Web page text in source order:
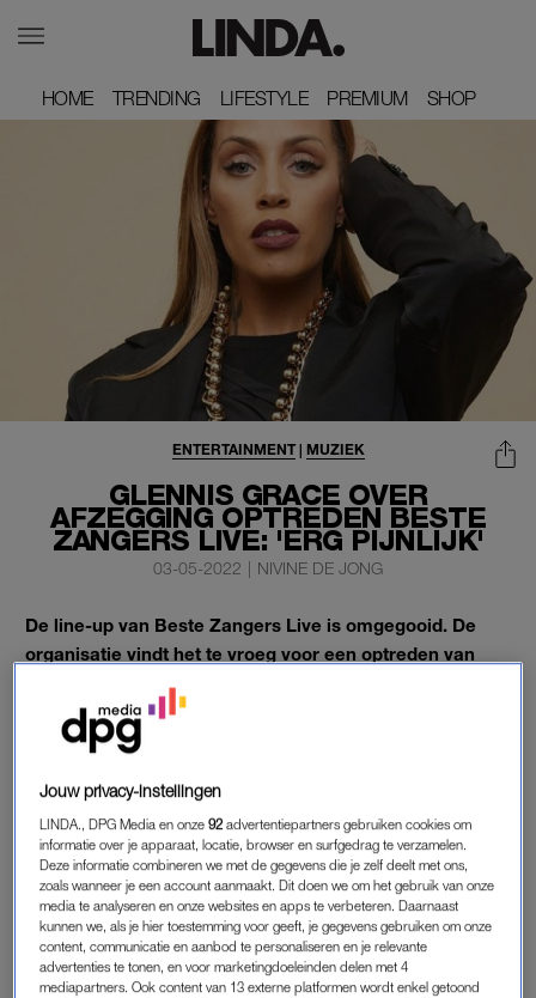
HOME
HOME TRENDING
TRENDING LIFESTYLE
LIFESTYLE PREMIUM
PREMIUM SHOP
SHOP
GLENNIS GRACE OVER
AFZEGGING OPTREDEN BESTE
ZANGERS LIVE: 'ERG PIJNLIJK'
ENTERTAINMENT| MUZIEK
03-05-2022 | NIVINE DE JONG
De line-up van Beste Zangers Live is omgegooid. De
organisatie vindt het te vroeg voor een optreden van
Glennis Grace na het
zangeres betreurt dit besluit.
Grace vindt het ‘erg pijnlijk’ dat het optreden is geannuleerd.
Ze heeft fijne herinneringen aan haar deelname aan het
programmaBeste Zangers
. Dat laat haar management weten
aanShownieuws.
BESTE ZANGERS LIVE
Op Facebook heeft de organisatie van het optreden, dat op 13
en 14 mei plaatsvindt in Rotterdam Ahoy, een verklaring
Jouw privacy-instellingen
LINDA., DPG Media en onze92 advertentiepartners gebruiken cookies om
informatie over je apparaat, locatie, browser en surfgedrag te verzamelen.
Deze informatie combineren we met de gegevens die je zelf deelt met ons,
zoals wanneer je een account aanmaakt. Dit doen we om het gebruik van onze
media te analyseren en onze websites en apps te verbeteren. Daarnaast
kunnen we, als je hier toestemming voor geeft, je gegevens gebruiken om onze
content, communicatie en aanbod te personaliseren en je relevante
advertenties te tonen, en voor marketingdoeleinden delen met 4
mediapartners. Ook content van 13 externe platformen wordt enkel getoond